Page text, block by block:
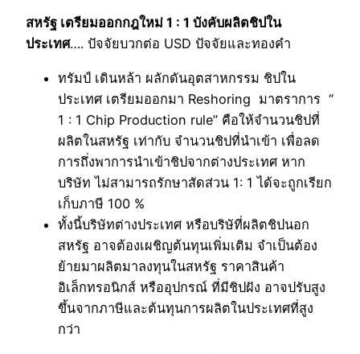
สหรัฐ เตรียมออกกฎใหม่ 1 : 1 บังคับผลิตชิปใน
ประเทศ…. ปัจจัยบวกต่อ USD ปัจจัยและทองคำ
ทรัมป์ เดินหล้า ผลักดันอุตสาหกรรม ชิปใน
ประเทศ เตรียมออกมา Reshoring มาตราการ “
1 : 1 Chip Production rule” คือให้จำนวนชิปที่
ผลิตในสหรัฐ เท่ากับ จำนวนชิปที่นำเข้า เพื่อลด
การถึ่งพาการนำเข้าชิปจากต่างประเทศ หาก
บริษัท ไม่สามารถรักษาสัดส่วน 1: 1 ได้จะถูกเรียก
เก็บภาษี 100 %
ทั้งนี้บริษัทต่างประเทศ หรือบริษัที่ผลิตชิปนอก
สหรัฐ อาจต้องเผชิญต้นทุนเพิ่มเติม จำเป็นต้อง
ย้ายมาผลิตมาลงทุนในสหรัฐ ราคาสินค้า
อิเล็กทรอนิกส์ หรืออุปกรณ์ ที่มีชิปฝัง อาจปรับสูง
ขึ้นจากภาษีและต้นทุนการผลิตในประเทศที่สูง
กว่า